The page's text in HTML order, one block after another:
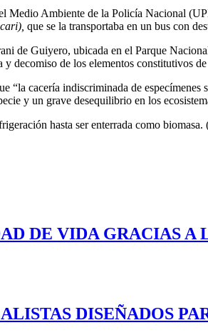
Medio Ambiente de la Policía Nacional
que se la transportaba en un bus con
de Guiyero, ubicada en el Parque
decomiso de los elementos constitutivos
cacería indiscriminada de especímenes
y un grave desequilibrio en los
hasta ser enterrada como biomasa.
DE VIDA GRACIAS A
DISEÑADOS